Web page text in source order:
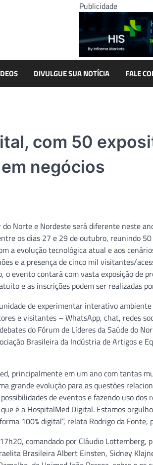
Publicidade
DIVULGUE SUA NOTÍCIA FALE
com 50
negócios
Norte e Nordeste será diferente neste
os dias 27 e 29 de outubro, reunindo
a evolução tecnológica atual e aos
e a presença de cinco mil visitantes/
evento contará com vasta exposição de
e as inscrições podem ser realizadas
de experimentar interativo
e visitantes – WhatsApp, chat, redes
do Fórum de Líderes da Saúde do
Brasileira da Indústria de Artigos e
principalmente em um ano com tantas
grande evolução para as questões
de eventos e fazendo uso dos
é a HospitalMed Digital. Estamos
100% digital”, relata Rodrigo da Fonte,
comandado por Cláudio Lottemberg,
Brasileira Albert Einsten, Sidney